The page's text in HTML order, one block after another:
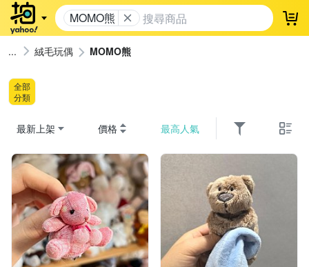
MOMO熊 登
絨毛玩偶 MOMO熊
全部
分類
最新上架 價格 最高人氣